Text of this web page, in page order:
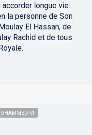
longue vie.
la personne de Son
El Hassan, de
Rachid et de tous
VI